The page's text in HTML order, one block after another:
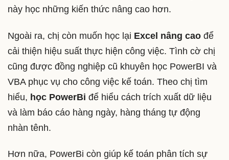
này học những kiến thức nâng cao hơn.
Ngoài ra, chị còn muốn học lại Excel nâng cao để
cải thiện hiệu suất thực hiện công việc. Tình cờ chị
cũng được đồng nghiệp cũ khuyên học PowerBI và
VBA phục vụ cho công việc kế toán. Theo chị tìm
hiểu, học PowerBi để hiểu cách trích xuất dữ liệu
và làm báo cáo hàng ngày, hàng tháng tự động
nhàn tênh.
Hơn nữa, PowerBi còn giúp kế toán phân tích sự